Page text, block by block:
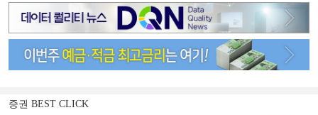
증권 BEST CLICK